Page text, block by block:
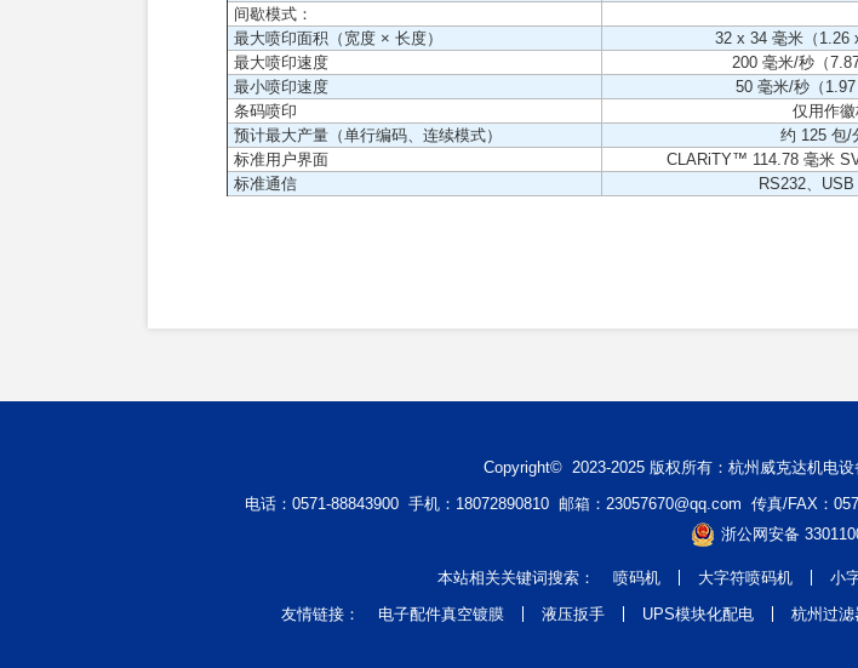
间歇模式：
最大喷印面积（宽度 × 长度）
32 x 34 毫米（1.26
最大喷印速度
200 毫米/秒（
最小喷印速度
50 毫米/秒（1.97
条码喷印
仅用作
预计最大产量（单行编码、连续模式）
约 125 包/
标准用户界面
CLARiTY™ 114.78 毫米
标准通信
RS232、
Copyright© 2023-2025 版权所有：杭州威克达机电设
电话：0571-88843900 手机：18072890810 邮箱：23057670@qq.com 传真/FAX：
浙公网安备
本站相关关键词搜索： 喷码机 大字符喷码机 小
友情链接：
电子配件真空镀膜 液压扳手 UPS模块化配电 杭州过滤